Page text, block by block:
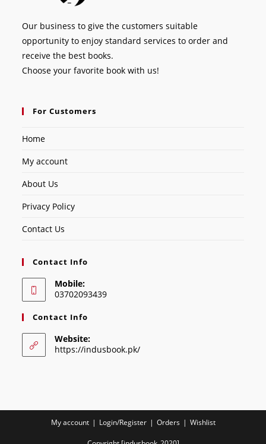
Our business to give the customers suitable
opportunity to enjoy standard services to order and
receive the best books.
Choose your favorite book with us!
For Customers
Home
My account
About Us
Privacy Policy
Contact Us
Contact Info
Mobile:
03702093439
Contact Info
Website:
https://indusbook.pk/
My account Login/Register Orders Wishlist